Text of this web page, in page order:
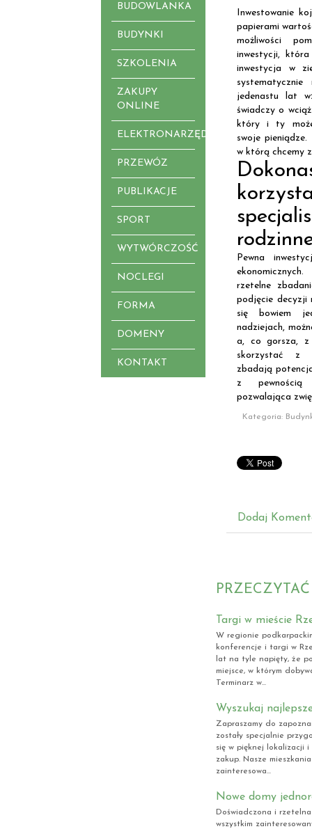
BUDOWLANKA
BUDYNKI
SZKOLENIA
ZAKUPY
ONLINE
ELEKTRONARZĘDZIA
PRZEWÓZ
PUBLIKACJE
SPORT
WYTWÓRCZOŚĆ
NOCLEGI
FORMA
DOMENY
KONTAKT
Inwestowanie
papierami
możliwości
inwestycji,
inwestycja w
jedenastu lat
świadczy o
który i ty
swoje
w którą chcemy
Pewna
rzetelne
podjęcie decyzji
się bowiem
nadziejach,
a, co gorsza,
skorzystać z
zbadają
z pewnością
pozwalająca
Kategoria:
Dodaj
Targi w mieście
W regionie
konferencje i targi w
lat na tyle napięty, że
miejsce, w którym
Terminarz w...
Wyszukaj
Zapraszamy do
zostały specjalnie
się w pięknej lokalizacji
zakup. Nasze
zainteresowa...
Nowe domy
Doświadczona i
wszystkim